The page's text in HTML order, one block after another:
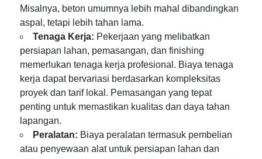
Misalnya, beton umumnya lebih mahal dibandingkan
aspal, tetapi lebih tahan lama.
Tenaga Kerja: Pekerjaan yang melibatkan
persiapan lahan, pemasangan, dan finishing
memerlukan tenaga kerja profesional. Biaya tenaga
kerja dapat bervariasi berdasarkan kompleksitas
proyek dan tarif lokal. Pemasangan yang tepat
penting untuk memastikan kualitas dan daya tahan
lapangan.
Peralatan: Biaya peralatan termasuk pembelian
atau penyewaan alat untuk persiapan lahan dan